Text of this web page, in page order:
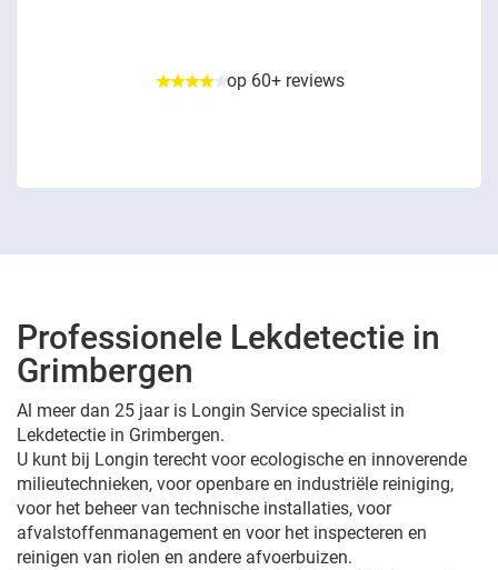
op 60+ reviews
Professionele Lekdetectie in
Grimbergen
Al meer dan 25 jaar is Longin Service specialist in
Lekdetectie in Grimbergen.
U kunt bij Longin terecht voor ecologische en innoverende
milieutechnieken, voor openbare en industriële reiniging,
voor het beheer van technische installaties, voor
afvalstoffenmanagement en voor het inspecteren en
reinigen van riolen en andere afvoerbuizen.